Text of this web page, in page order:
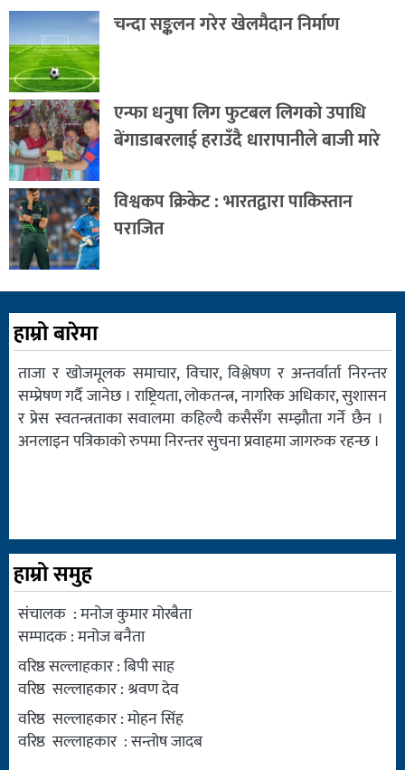
चन्दा सङ्कलन गरेर खेलमैदान निर्माण
एन्फा धनुषा लिग फुटबल लिगको उपाधि
बेंगाडाबरलाई हराउँदै धारापानीले बाजी मारे
विश्वकप क्रिकेट : भारतद्वारा पाकिस्तान
पराजित
हाम्रो बारेमा
ताजा र खोजमूलक समाचार, विचार, विश्लेषण र अन्तर्वार्ता निरन्तर
सम्प्रेषण गर्दै जानेछ । राष्ट्रियता, लोकतन्त्र, नागरिक अधिकार, सुशासन
र प्रेस स्वतन्त्रताका सवालमा कहिल्यै कसैसँग सम्झौता गर्ने छैन ।
अनलाइन पत्रिकाको रुपमा निरन्तर सुचना प्रवाहमा जागरुक रहन्छ ।
हाम्रो समुह
संचालक : मनोज कुमार मोरबैता
सम्पादक : मनोज बनैता
वरिष्ठ सल्लाहकार : बिपी साह
वरिष्ठ सल्लाहकार : श्रवण देव
वरिष्ठ सल्लाहकार : मोहन सिंह
वरिष्ठ सल्लाहकार : सन्तोष जादब